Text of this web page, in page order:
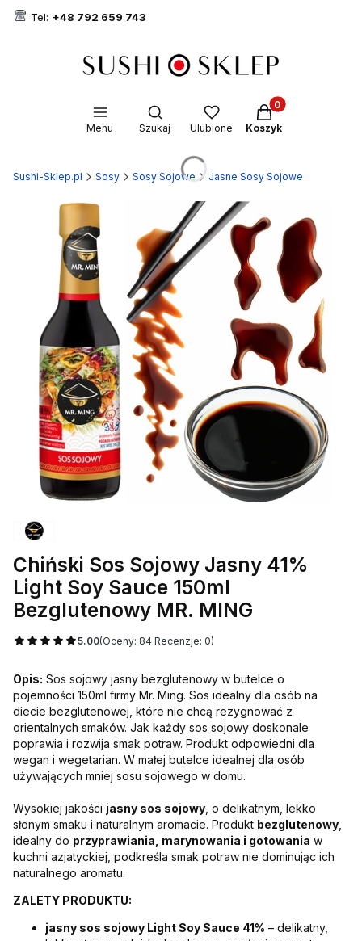
Tel: +48 792 659 743
Menu
Otwórz wyszukiwarkę
Szukaj Ulubione
Produkty w
Koszyk
Sushi-Sklep.pl Sosy Sosy Sojowe Jasne Sosy Sojowe
Chiński Sos Sojowy Jasny 41%
Light Soy Sauce 150ml
Bezglutenowy MR. MING
5.00(Oceny: 84 Recenzje: 0)
Opis: Sos sojowy jasny bezglutenowy w butelce o
pojemności 150ml firmy Mr. Ming. Sos idealny dla osób na
diecie bezglutenowej, które nie chcą rezygnować z
orientalnych smaków. Jak każdy sos sojowy doskonale
poprawia i rozwija smak potraw. Produkt odpowiedni dla
wegan i wegetarian. W małej butelce idealnej dla osób
używających mniej sosu sojowego w domu.
Wysokiej jakości jasny sos sojowy , o delikatnym, lekko
słonym smaku i naturalnym aromacie. Produkt bezglutenowy
idealny do przyprawiania, marynowania i gotowania w
kuchni azjatyckiej, podkreśla smak potraw nie dominując ich
naturalnego aromatu.
ZALETY PRODUKTU:
jasny sos sojowy Light Soy Sauce 41% – delikatny,